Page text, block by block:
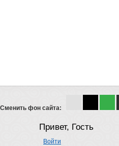
Сменить фон сайта:
Привет, Гость
Войти